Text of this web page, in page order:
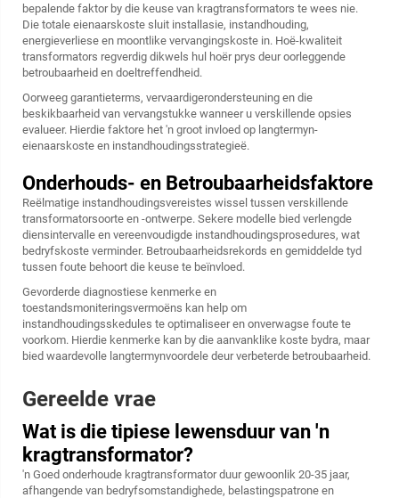
bepalende faktor by die keuse van kragtransformators te wees nie.
Die totale eienaarskoste sluit installasie, instandhouding,
energieverliese en moontlike vervangingskoste in. Hoë-kwaliteit
transformators regverdig dikwels hul hoër prys deur oorleggende
betroubaarheid en doeltreffendheid.
Oorweeg garantieterms, vervaardigerondersteuning en die
beskikbaarheid van vervangstukke wanneer u verskillende opsies
evalueer. Hierdie faktore het 'n groot invloed op langtermyn-
eienaarskoste en instandhoudingsstrategieë.
Onderhouds- en Betroubaarheidsfaktore
Reëlmatige instandhoudingsvereistes wissel tussen verskillende
transformatorsoorte en -ontwerpe. Sekere modelle bied verlengde
diensintervalle en vereenvoudigde instandhoudingsprosedures, wat
bedryfskoste verminder. Betroubaarheidsrekords en gemiddelde tyd
tussen foute behoort die keuse te beïnvloed.
Gevorderde diagnostiese kenmerke en
toestandsmoniteringsvermoëns kan help om
instandhoudingsskedules te optimaliseer en onverwagse foute te
voorkom. Hierdie kenmerke kan by die aanvanklike koste bydra, maar
bied waardevolle langtermynvoordele deur verbeterde betroubaarheid.
Gereelde vrae
Wat is die tipiese lewensduur van 'n
kragtransformator?
'n Goed onderhoude kragtransformator duur gewoonlik 20-35 jaar,
afhangende van bedryfsomstandighede, belastingspatrone en